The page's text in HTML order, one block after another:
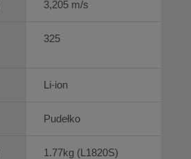
3,205 m/s
325
Li-ion
Pudełko
1.77kg (L1820S)